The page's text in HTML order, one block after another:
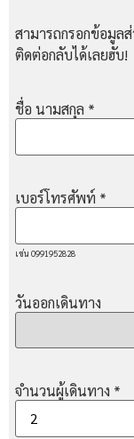
สามารถกรอกข้อมูล
ติดต่อกลับได้เลยฮับ!
ชื่อ นามสกุล *
เบอร์โทรศัพท์ *
เช่น 0991952828
วันออกเดินทาง
จำนวนผู้เดินทาง *